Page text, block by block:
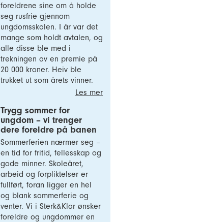
foreldrene sine om å holde
seg rusfrie gjennom
ungdomsskolen. I år var det
mange som holdt avtalen, og
alle disse ble med i
trekningen av en premie på
20 000 kroner. Heiv ble
trukket ut som årets vinner.
Les mer
Trygg sommer for
ungdom – vi trenger
dere foreldre på banen
Sommerferien nærmer seg –
en tid for fritid, fellesskap og
gode minner. Skoleåret,
arbeid og forpliktelser er
fullført, foran ligger en hel
og blank sommerferie og
venter. Vi i Sterk&Klar ønsker
foreldre og ungdommer en